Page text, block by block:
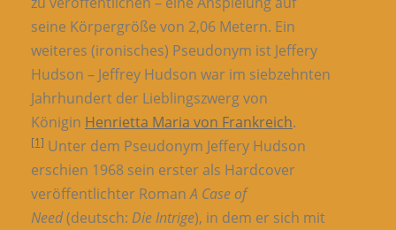
seine Körpergröße von 2,06 Metern. Ein
weiteres (ironisches) Pseudonym ist Jeffery
Hudson – Jeffrey Hudson war im siebzehnten
Jahrhundert der Lieblingszwerg von
Königin Henrietta Maria von Frankreich.
[1] Unter dem Pseudonym Jeffery Hudson
erschien 1968 sein erster als Hardcover
veröffentlichter RomanA Case of
Need(deutsch: Die Intrige), in dem er sich mit